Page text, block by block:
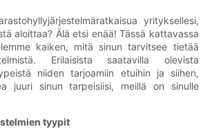
yrityksellesi,
aloittaa? Älä etsi enää! Tässä kattavassa
kaiken, mitä sinun tarvitsee tietää
Erilaisista saatavilla olevista
niiden tarjoamiin etuihin ja siihen,
juuri sinun tarpeisiisi, meillä on sinulle
tyypit